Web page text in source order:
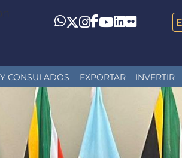
Whatsapp
Twitter
Instagram
Facebook
YouTube
LinkedIn
Flickr
CONSULADOS EXPORTAR INVERTIR